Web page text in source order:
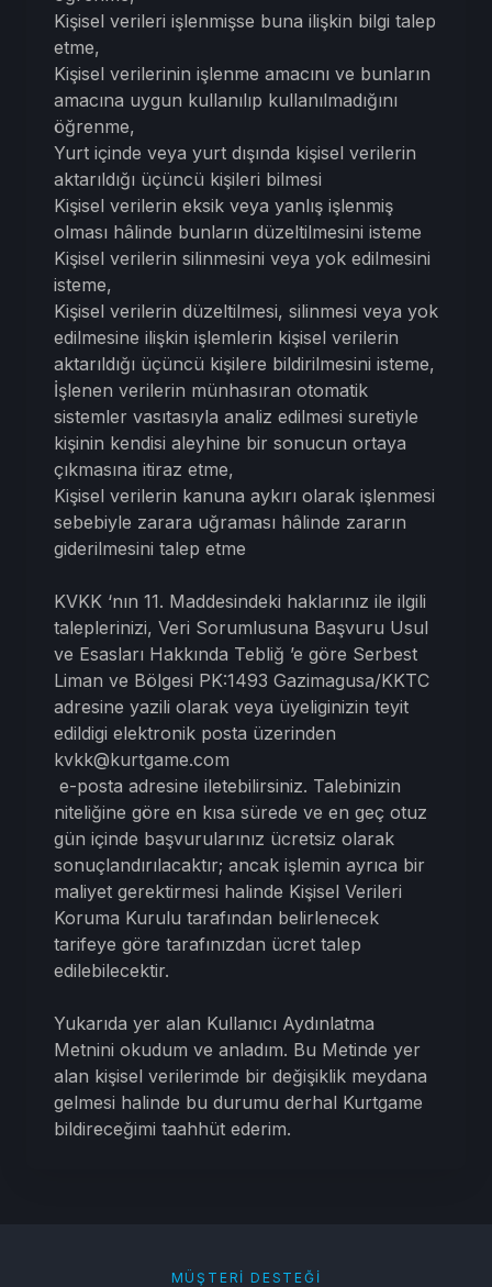
Kişisel verileri işlenmişse buna ilişkin bilgi talep
etme,
Kişisel verilerinin işlenme amacını ve bunların
amacına uygun kullanılıp kullanılmadığını
öğrenme,
Yurt içinde veya yurt dışında kişisel verilerin
aktarıldığı üçüncü kişileri bilmesi
Kişisel verilerin eksik veya yanlış işlenmiş
olması hâlinde bunların düzeltilmesini isteme
Kişisel verilerin silinmesini veya yok edilmesini
isteme,
Kişisel verilerin düzeltilmesi, silinmesi veya yok
edilmesine ilişkin işlemlerin kişisel verilerin
aktarıldığı üçüncü kişilere bildirilmesini isteme,
İşlenen verilerin münhasıran otomatik
sistemler vasıtasıyla analiz edilmesi suretiyle
kişinin kendisi aleyhine bir sonucun ortaya
çıkmasına itiraz etme,
Kişisel verilerin kanuna aykırı olarak işlenmesi
sebebiyle zarara uğraması hâlinde zararın
giderilmesini talep etme
KVKK ‘nın 11. Maddesindeki haklarınız ile ilgili
taleplerinizi, Veri Sorumlusuna Başvuru Usul
ve Esasları Hakkında Tebliğ ’e göre Serbest
Liman ve Bölgesi PK:1493 Gazimagusa/KKTC
adresine yazili olarak veya üyeliginizin teyit
edildigi elektronik posta üzerinden
kvkk@kurtgame.com
e-posta adresine iletebilirsiniz. Talebinizin
niteliğine göre en kısa sürede ve en geç otuz
gün içinde başvurularınız ücretsiz olarak
sonuçlandırılacaktır; ancak işlemin ayrıca bir
maliyet gerektirmesi halinde Kişisel Verileri
Koruma Kurulu tarafından belirlenecek
tarifeye göre tarafınızdan ücret talep
edilebilecektir.
Yukarıda yer alan Kullanıcı Aydınlatma
Metnini okudum ve anladım. Bu Metinde yer
alan kişisel verilerimde bir değişiklik meydana
gelmesi halinde bu durumu derhal Kurtgame
bildireceğimi taahhüt ederim.
MÜŞTERI DESTEĞI